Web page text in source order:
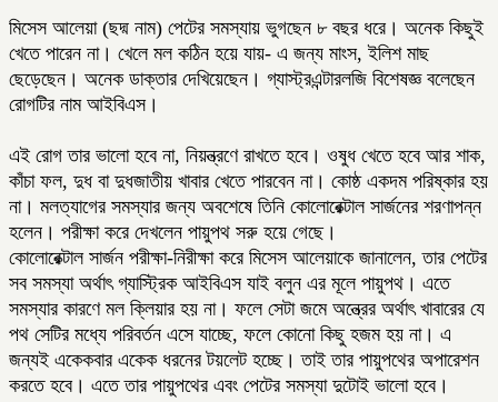
মিসেস আলেয়া (ছদ্ম নাম) পেটের সমস্যায় ভুগছেন ৮ বছর ধরে। অনেক কিছুই
খেতে পারেন না। খেলে মল কঠিন হয়ে যায়- এ জন্য মাংস, ইলিশ মাছ
ছেড়েছেন। অনেক ডাক্তার দেখিয়েছেন। গ্যাস্ট্রএন্টারলজি বিশেষজ্ঞ বলেছেন
রোগটির নাম আইবিএস।
এই রোগ তার ভালো হবে না, নিয়ন্ত্রণে রাখতে হবে। ওষুধ খেতে হবে আর শাক,
কাঁচা ফল, দুধ বা দুধজাতীয় খাবার খেতে পারবেন না। কোষ্ঠ একদম পরিষ্কার হয়
না। মলত্যাগের সমস্যার জন্য অবশেষে তিনি কোলোরেক্টাল সার্জনের শরণাপন্ন
হলেন। পরীক্ষা করে দেখলেন পায়ুপথ সরু হয়ে গেছে।
কোলোরেক্টাল সার্জন পরীক্ষা-নিরীক্ষা করে মিসেস আলেয়াকে জানালেন, তার পেটের
সব সমস্যা অর্থাৎ গ্যাস্ট্রিক আইবিএস যাই বলুন এর মূলে পায়ুপথ। এতে
সমস্যার কারণে মল ক্লিয়ার হয় না। ফলে সেটা জমে অন্ত্রের অর্থাৎ খাবারের যে
পথ সেটির মধ্যে পরিবর্তন এসে যাচ্ছে, ফলে কোনো কিছু হজম হয় না। এ
জন্যই একেকবার একেক ধরনের টয়লেট হচ্ছে। তাই তার পায়ুপথের অপারেশন
করতে হবে। এতে তার পায়ুপথের এবং পেটের সমস্যা দুটোই ভালো হবে।